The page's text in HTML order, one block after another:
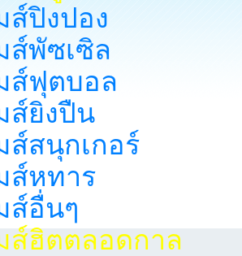
ส์ปิงปอง
ส์พัซเซิล
ส์ฟุตบอล
ส์ยิงปืน
ส์สนุกเกอร์
ส์หทาร
ส์อื่นๆ
ส์ฮิตตลอดกาล